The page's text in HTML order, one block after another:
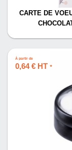
CARTE DE
À partir de
0,64 € HT *